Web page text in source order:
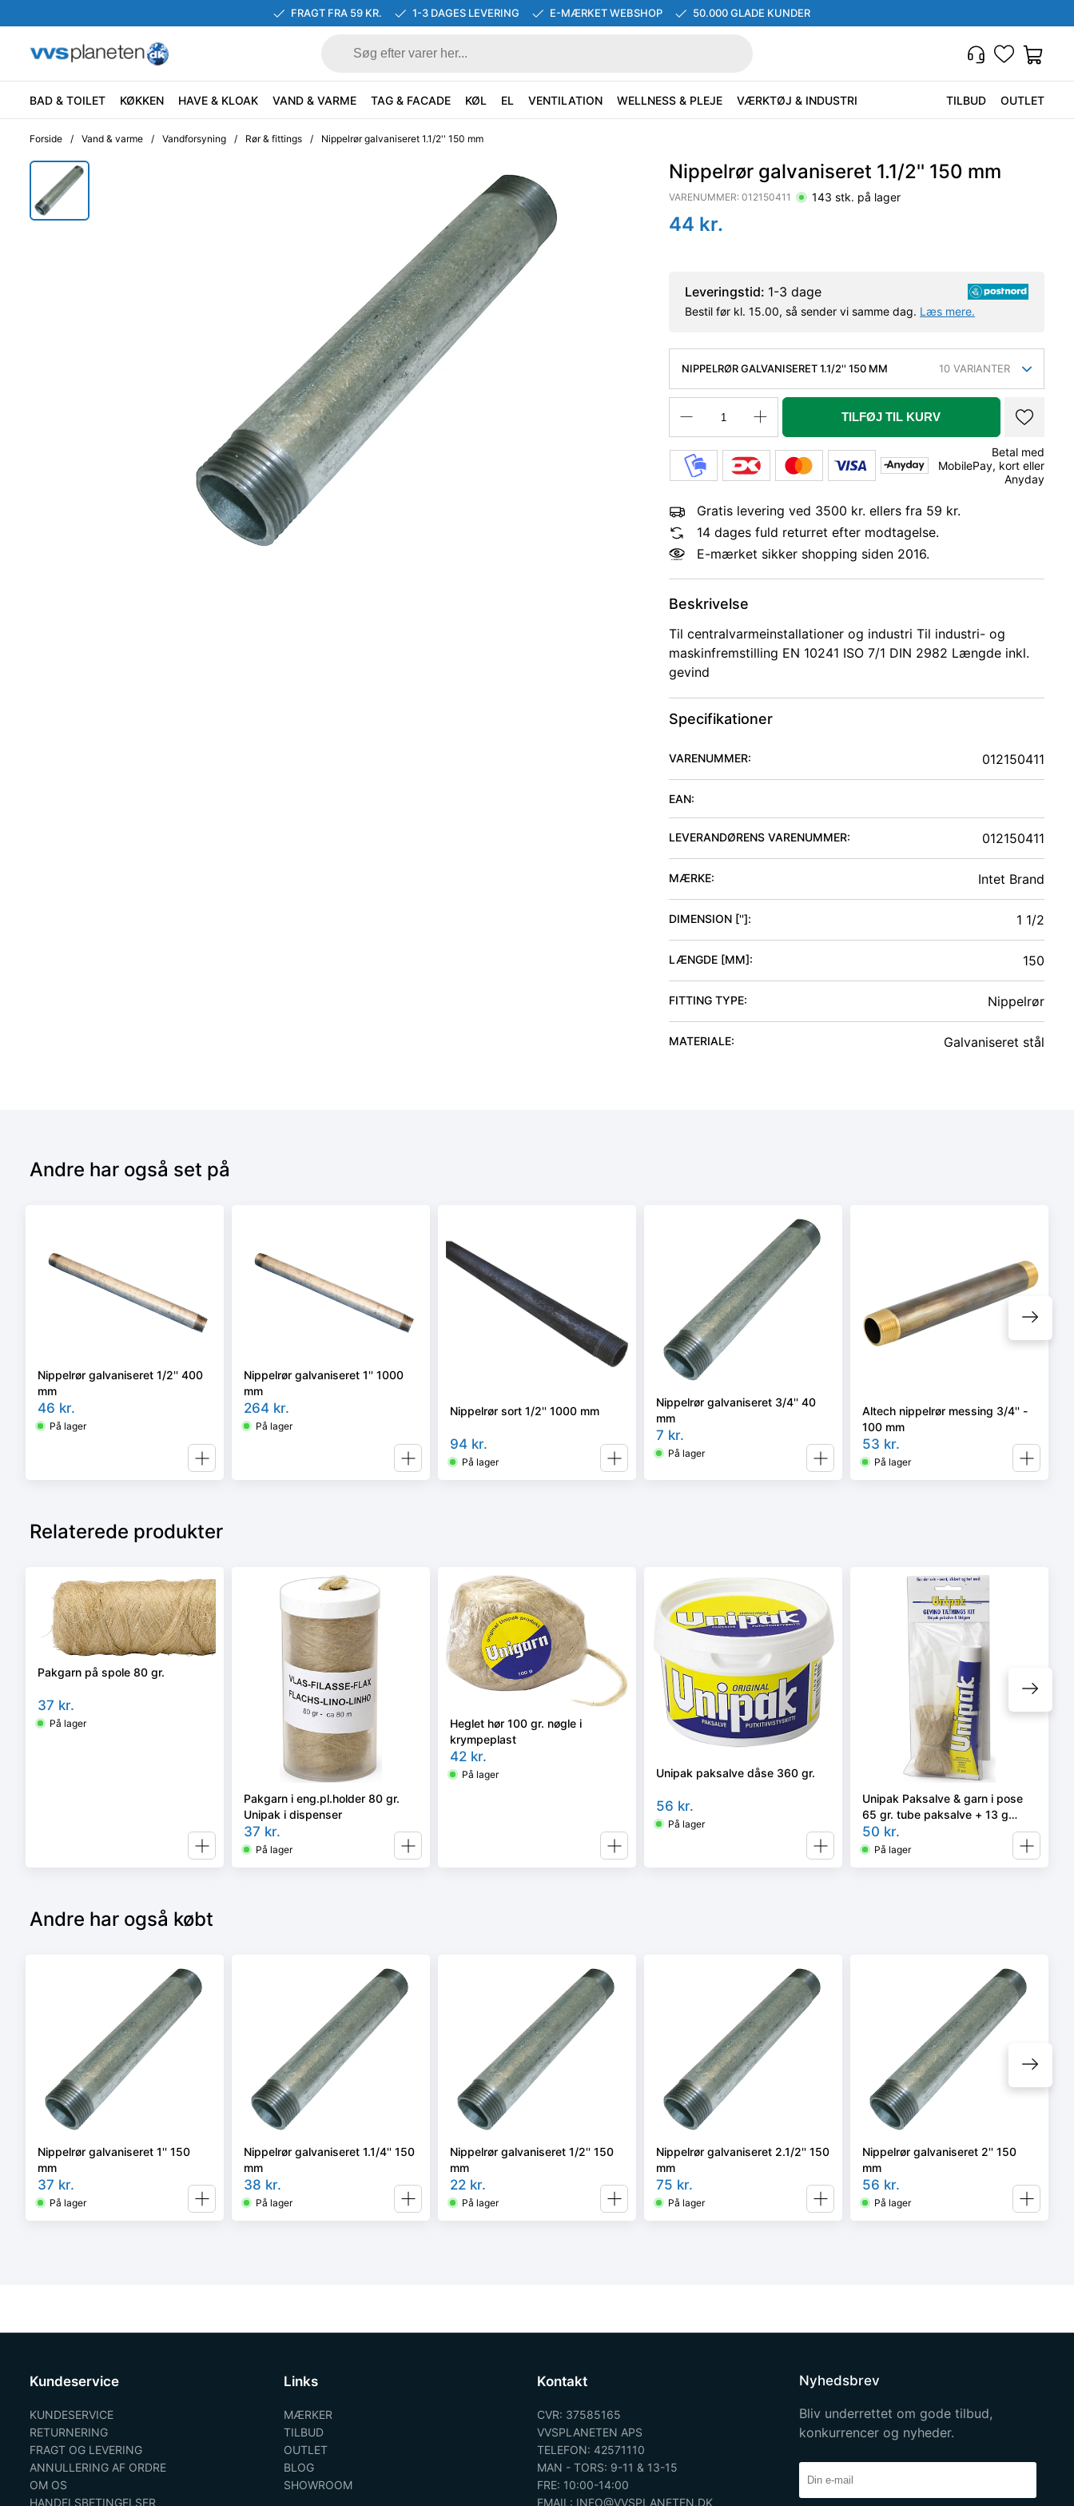
FRAGT FRA 59 KR. 1-3 DAGES LEVERING E-MÆRKET WEBSHOP 50.000 GLADE KUNDER
BAD & TOILET KØKKEN HAVE & KLOAK VAND & VARME TAG & FACADE KØL EL VENTILATION WELLNESS & PLEJE VÆRKTØJ & INDUSTRI TILBUD OUTLET
Forside / Vand & varme / Vandforsyning / Rør & fittings / Nippelrør galvaniseret 1.1/2'' 150 mm
Nippelrør galvaniseret 1.1/2'' 150 mm
VARENUMMER: 012150411 143 stk. på lager
44 kr.
Leveringstid: 1-3 dage
Bestil før kl. 15.00, så sender vi samme dag. Læs mere.
NIPPELRØR GALVANISERET 1.1/2'' 150 MM 10 VARIANTER
TILFØJ TIL KURV
Betal med
MobilePay, kort eller
Anyday
Gratis levering ved 3500 kr. ellers fra 59 kr.
14 dages fuld returret efter modtagelse.
E-mærket sikker shopping siden 2016.
Beskrivelse
Til centralvarmeinstallationer og industri Til industri- og
maskinfremstilling EN 10241 ISO 7/1 DIN 2982 Længde inkl.
gevind
Specifikationer
VARENUMMER: 012150411
EAN:
LEVERANDØRENS VARENUMMER: 012150411
MÆRKE: Intet Brand
DIMENSION ['']: 1 1/2
LÆNGDE [MM]: 150
FITTING TYPE: Nippelrør
MATERIALE: Galvaniseret stål
Andre har også set på
Nippelrør galvaniseret 1/2'' 400
mm
46 kr.
På lager
Nippelrør galvaniseret 1'' 1000
mm
264 kr.
På lager
Nippelrør sort 1/2'' 1000 mm
94 kr.
På lager
Nippelrør galvaniseret 3/4'' 40
mm
7 kr.
På lager
Altech nippelrør messing 3/4'' -
100 mm
53 kr.
På lager
Relaterede produkter
Pakgarn på spole 80 gr.
37 kr.
På lager
Pakgarn i eng.pl.holder 80 gr.
Unipak i dispenser
37 kr.
På lager
Heglet hør 100 gr. nøgle i
krympeplast
42 kr.
På lager Unipak paksalve dåse 360 gr.
56 kr.
På lager
Unipak Paksalve & garn i pose
65 gr. tube paksalve + 13 g
pakgarn
50 kr.
På lager
Andre har også købt
Nippelrør galvaniseret 1'' 150
mm
37 kr.
På lager
Nippelrør galvaniseret 1.1/4'' 150
mm
38 kr.
På lager
Nippelrør galvaniseret 1/2'' 150
mm
22 kr.
På lager
Nippelrør galvaniseret 2.1/2'' 150
mm
75 kr.
På lager
Nippelrør galvaniseret 2'' 150
mm
56 kr.
På lager
Kundeservice
KUNDESERVICE
RETURNERING
FRAGT OG LEVERING
ANNULLERING AF ORDRE
OM OS
HANDELSBETINGELSER
Links
MÆRKER
TILBUD
OUTLET
BLOG
SHOWROOM
Kontakt
CVR: 37585165
VVSPLANETEN APS
TELEFON: 42571110
MAN - TORS: 9-11 & 13-15
FRE: 10:00-14:00
EMAIL: INFO@VVSPLANETEN.DK
Nyhedsbrev
Bliv underrettet om gode tilbud,
konkurrencer og nyheder.